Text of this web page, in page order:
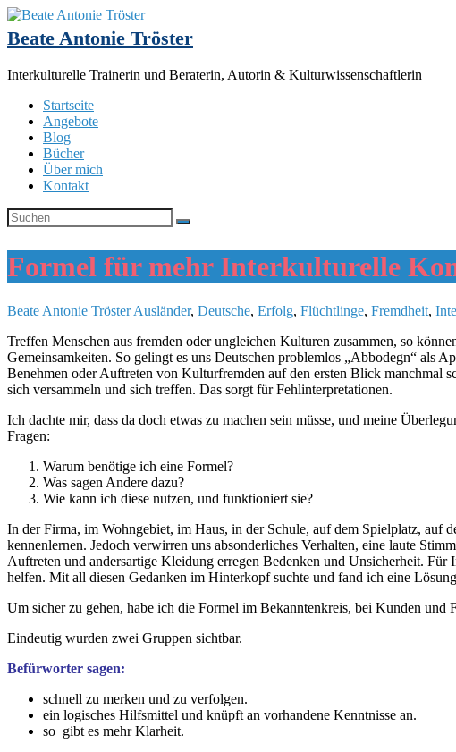
Beate Antonie Tröster
Interkulturelle Trainerin und Beraterin, Autorin & Kulturwissenschaftlerin
Startseite
Angebote
Blog
Bücher
Über mich
Kontakt
Formel für mehr Interkulturelle
Beate Antonie Tröster Ausländer, Deutsche, Erfolg, Flüchtlinge, Fremdheit,
Treffen Menschen aus fremden oder ungleichen Kulturen zusammen, so
Gemeinsamkeiten. So gelingt es uns Deutschen problemlos „Abbodegn“ als
Benehmen oder Auftreten von Kulturfremden auf den ersten Blick manchmal
sich versammeln und sich treffen. Das sorgt für Fehlinterpretationen.
Ich dachte mir, dass da doch etwas zu machen sein müsse, und meine
Fragen:
Warum benötige ich eine Formel?
Was sagen Andere dazu?
Wie kann ich diese nutzen, und funktioniert sie?
In der Firma, im Wohngebiet, im Haus, in der Schule, auf dem Spielplatz,
kennenlernen. Jedoch verwirren uns absonderliches Verhalten, eine laute
Auftreten und andersartige Kleidung erregen Bedenken und Unsicherheit.
helfen. Mit all diesen Gedanken im Hinterkopf suchte und fand ich eine
Um sicher zu gehen, habe ich die Formel im Bekanntenkreis, bei Kunden und
Eindeutig wurden zwei Gruppen sichtbar.
Befürworter sagen:
schnell zu merken und zu verfolgen.
ein logisches Hilfsmittel und knüpft an vorhandene Kenntnisse an.
so gibt es mehr Klarheit.